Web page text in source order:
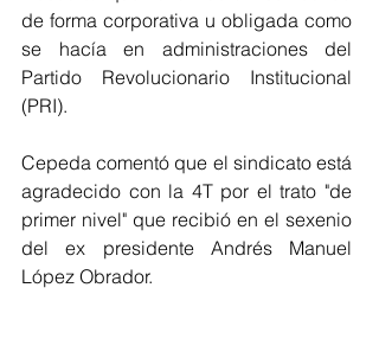
de forma corporativa u obligada como
se hacía en administraciones del
Partido Revolucionario Institucional
(PRI).
Cepeda comentó que el sindicato está
agradecido con la 4T por el trato "de
primer nivel" que recibió en el sexenio
del ex presidente Andrés Manuel
López Obrador.